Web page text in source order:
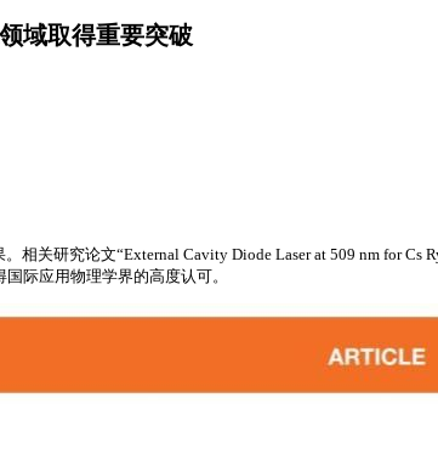
域取得重要突破
关研究论文“External Cavity Diode Laser at 509 nm for Cs
际应用物理学界的高度认可。